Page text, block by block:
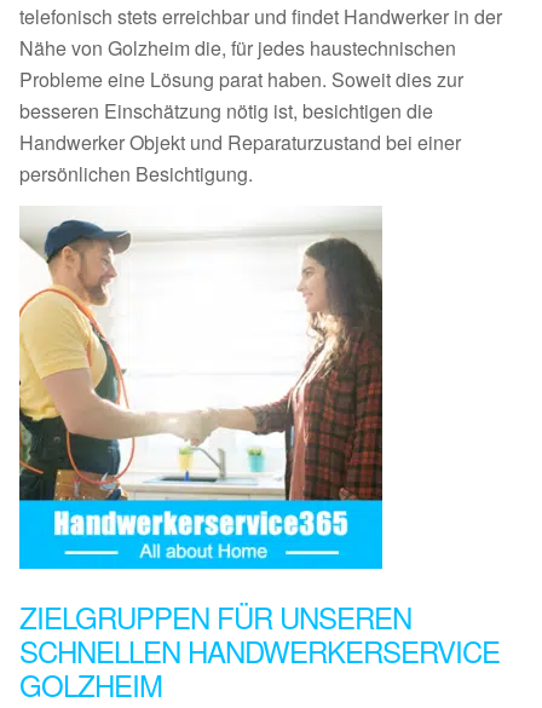
telefonisch stets erreichbar und findet Handwerker in der
Nähe von Golzheim die, für jedes haustechnischen
Probleme eine Lösung parat haben. Soweit dies zur
besseren Einschätzung nötig ist, besichtigen die
Handwerker Objekt und Reparaturzustand bei einer
persönlichen Besichtigung.
ZIELGRUPPEN FÜR UNSEREN
SCHNELLEN HANDWERKERSERVICE
GOLZHEIM